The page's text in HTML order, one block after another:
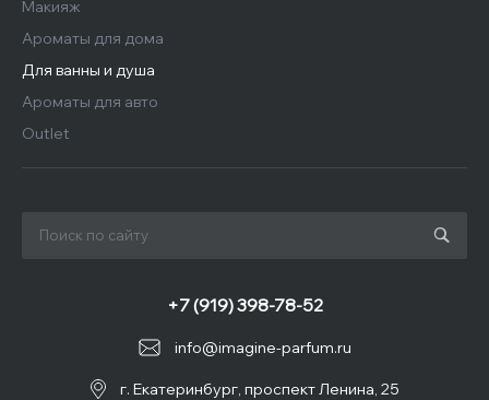
Макияж
Ароматы для дома
Для ванны и душа
Ароматы для авто
Outlet
info@imagine-parfum.ru
+7 (919) 398-78-52
г. Екатеринбург, проспект Ленина, 25